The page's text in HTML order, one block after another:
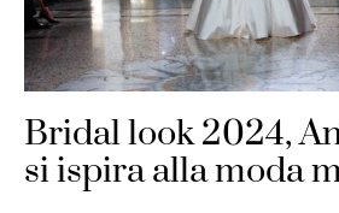
Bridal look 2024,
si ispira alla moda